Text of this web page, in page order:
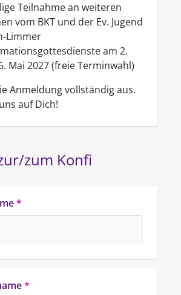
Teilnahme an weiteren
vom BKT und der Ev. Jugend
Limmer
am 2.
Mai 2027 (freie Terminwahl)
Anmeldung vollständig aus.
auf Dich!
zum Konfi
*
*